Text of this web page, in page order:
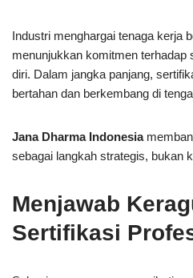
Industri menghargai tenaga kerja
menunjukkan komitmen terhadap
diri. Dalam jangka panjang,
bertahan dan berkembang di
Jana Dharma Indonesia
sebagai langkah strategis, bukan
Menjawab
Sertifikasi